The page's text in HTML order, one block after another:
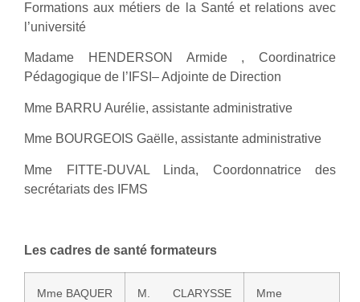
Formations aux métiers de la Santé et relations avec
l’université
Madame HENDERSON Armide , Coordinatrice
Pédagogique de l’IFSI– Adjointe de Direction
Mme BARRU Aurélie, assistante administrative
Mme BOURGEOIS Gaëlle, assistante administrative
Mme FITTE-DUVAL Linda, Coordonnatrice des
secrétariats des IFMS
Les cadres de santé formateurs
Mme BAQUER
M. CLARYSSE
Mme